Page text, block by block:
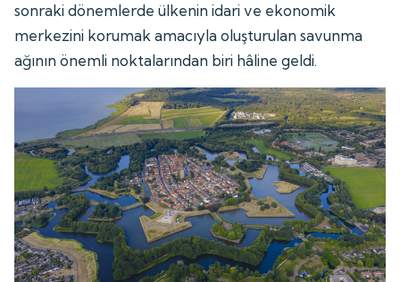
sonraki dönemlerde ülkenin idari ve ekonomik
merkezini korumak amacıyla oluşturulan savunma
ağının önemli noktalarından biri hâline geldi.